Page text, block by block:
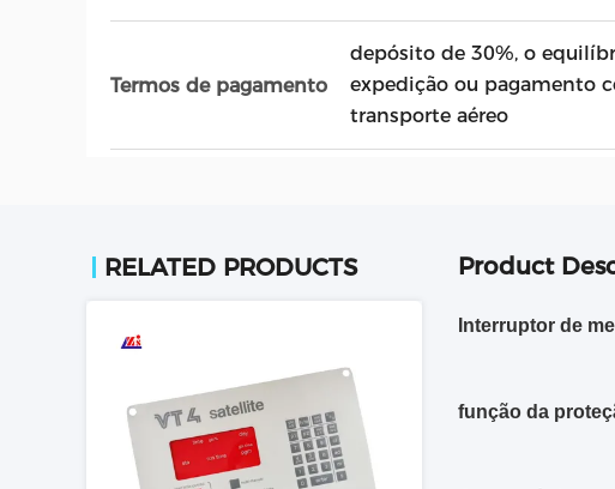
Termos de pagamento
depósito de 30%, o
expedição ou pagamento
transporte aéreo
RELATED PRODUCTS Product
Interruptor de
função da